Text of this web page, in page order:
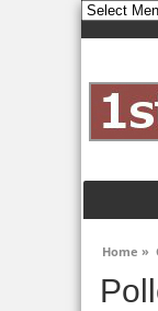
Home »